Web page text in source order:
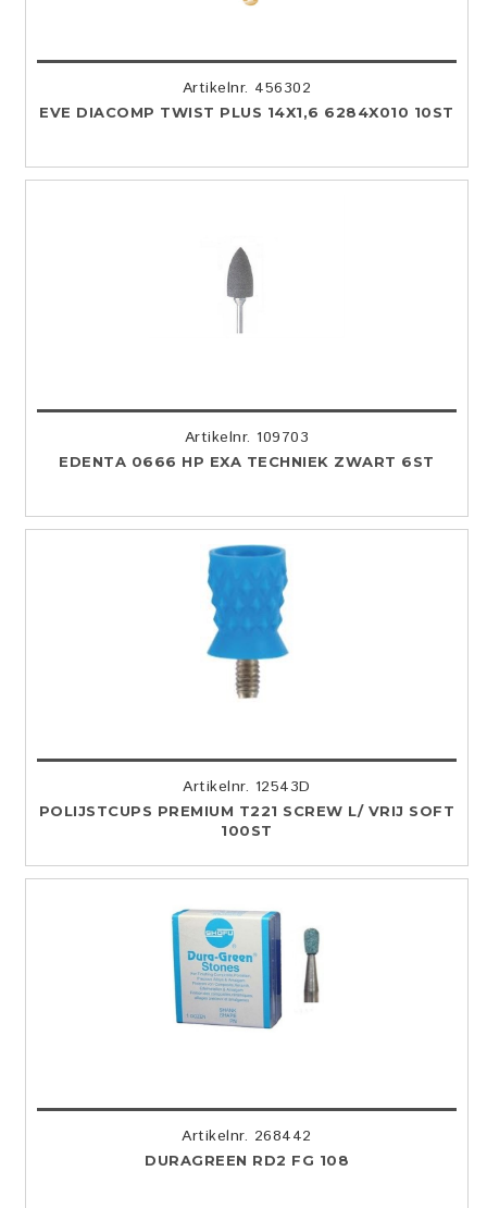
Artikelnr. 456302
EVE DIACOMP TWIST PLUS 14X1,6 6284X010 10ST
Artikelnr. 109703
EDENTA 0666 HP EXA TECHNIEK ZWART 6ST
Artikelnr. 12543D
POLIJSTCUPS PREMIUM T221 SCREW L/ VRIJ SOFT
100ST
Artikelnr. 268442
DURAGREEN RD2 FG 108